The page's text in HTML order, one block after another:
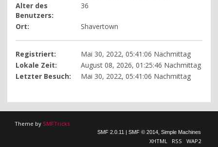
Alter des
Benutzers:
36
Ort: Shavertown
Registriert:
Mai 30, 2022, 05:41:06 Nachmittag
Lokale Zeit:
August 08, 2026, 01:25:46 Nachmittag
Letzter Besuch:
Mai 30, 2022, 05:41:06 Nachmittag
Theme by SMFTricks
SMF 2.0.11 SMF © 2014 Simple Machines
XHTML RSS WAP2